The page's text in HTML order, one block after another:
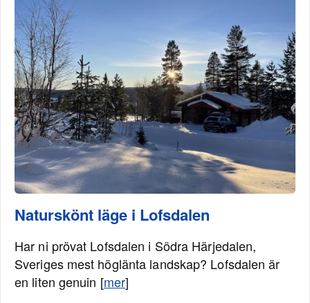
Naturskönt läge i Lofsdalen
Har ni prövat Lofsdalen i Södra Härjedalen,
Sveriges mest höglänta landskap? Lofsdalen är
en liten genuin [mer]